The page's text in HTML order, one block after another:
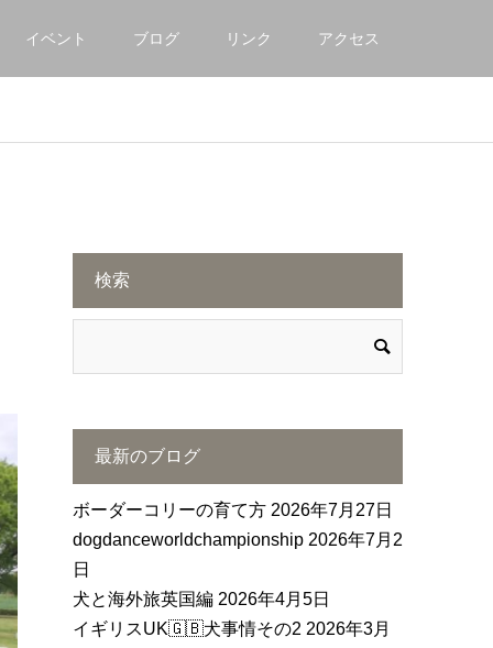
イベント ブログ リンク アクセス
検索
最新のブログ
ボーダーコリーの育て方 2026年7月27日
dogdanceworldchampionship 2026年7月2
日
犬と海外旅英国編 2026年4月5日
イギリスUK🇬🇧犬事情その2 2026年3月